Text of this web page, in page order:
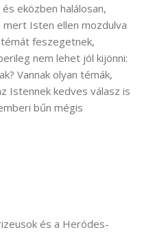
eközben halálosan,
mert Isten ellen mozdulva
feszegetnek,
nem lehet jól kijönni:
Vannak olyan témák,
Istennek kedves válasz is
bűn mégis
és a Heródes-